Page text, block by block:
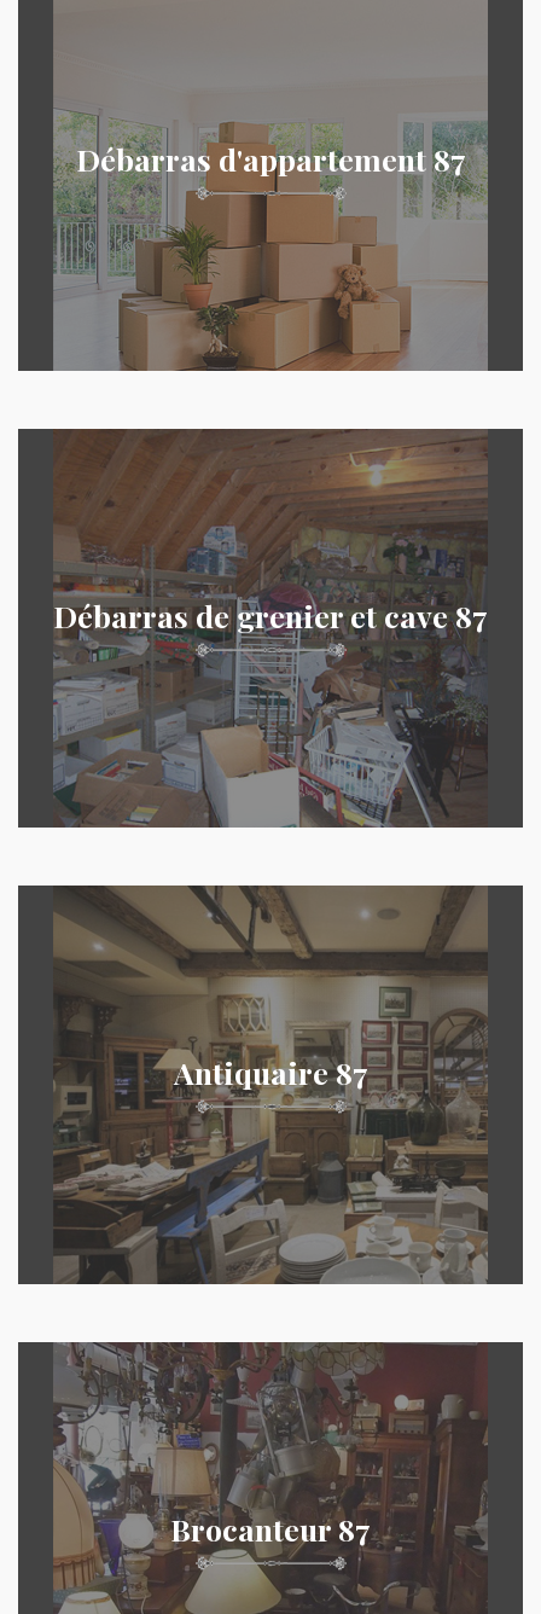
Débarras d'appartement 87
Débarras de grenier et cave 87
Antiquaire 87
Brocanteur 87